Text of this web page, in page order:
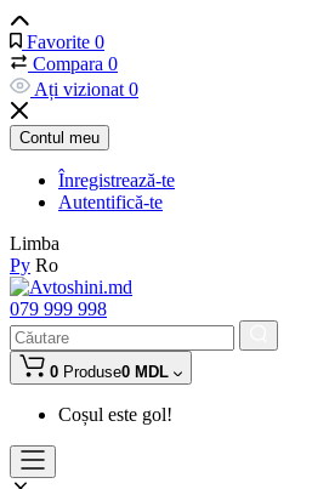
Favorite 0
Compara 0
Ați vizionat 0
Contul meu
Înregistrează-te
Autentifică-te
Limba
Ру Ro
079 999 998
0 Produse0 MDL
Coșul este gol!